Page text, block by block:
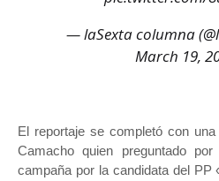
— laSexta columna
March 19,
El reportaje se completó con
Camacho quien preguntado
campaña por la candidata del PP